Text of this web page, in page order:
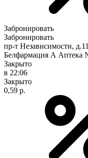
Забронировать
Забронировать
пр-т Независимости,
Белфармация А Аптека
Закрыто
в 22:06
Закрыто
0,59 р.